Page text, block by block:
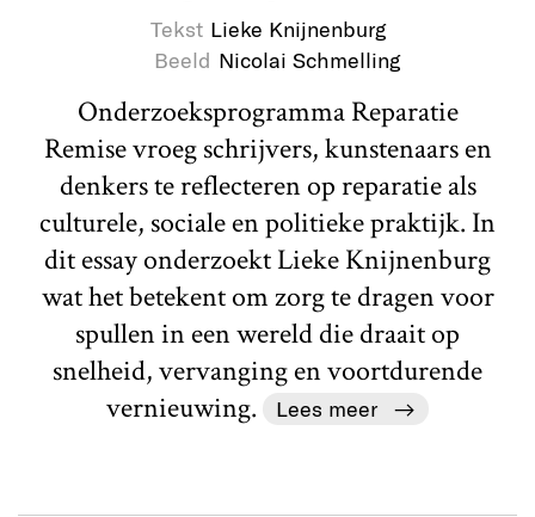
Tekst Lieke Knijnenburg
Beeld Nicolai Schmelling
Onderzoeksprogramma Reparatie
Remise vroeg schrijvers, kunstenaars en
denkers te reflecteren op reparatie als
culturele, sociale en politieke praktijk. In
dit essay onderzoekt Lieke Knijnenburg
wat het betekent om zorg te dragen voor
spullen in een wereld die draait op
snelheid, vervanging en voortdurende
vernieuwing.
Lees meer